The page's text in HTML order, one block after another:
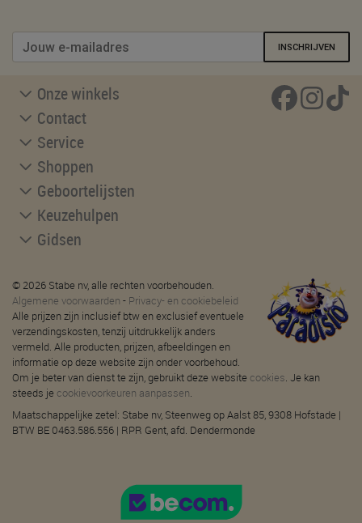
INSCHRIJVEN
Onze winkels
Contact
Service
Shoppen
Geboortelijsten
Keuzehulpen
Gidsen
© 2026 Stabe nv, alle rechten voorbehouden.
Algemene voorwaarden - Privacy- en cookiebeleid
Alle prijzen zijn inclusief btw en exclusief eventuele
verzendingskosten, tenzij uitdrukkelijk anders
vermeld. Alle producten, prijzen, afbeeldingen en
informatie op deze website zijn onder voorbehoud.
Om je beter van dienst te zijn, gebruikt deze website cookies. Je kan
steeds je cookievoorkeuren aanpassen.
Maatschappelijke zetel: Stabe nv, Steenweg op Aalst 85, 9308 Hofstade |
BTW BE 0463.586.556 | RPR Gent, afd. Dendermonde